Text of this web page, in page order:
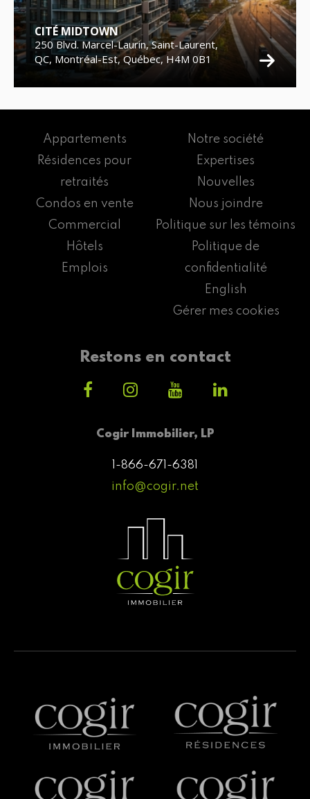
CITÉ MIDTOWN
250 Blvd. Marcel-Laurin, Saint-Laurent,
QC, Montréal-Est, Québec, H4M 0B1
Cogir Immobilier, LP
1-866-671-6381
info@cogir.net
Appartements
Résidences pour
retraités
Condos en vente
Commercial
Hôtels
Emplois
Notre société
Expertises
Nouvelles
Nous joindre
Politique sur les témoins
Politique de
confidentialité
English
Gérer mes cookies
Restons en contact